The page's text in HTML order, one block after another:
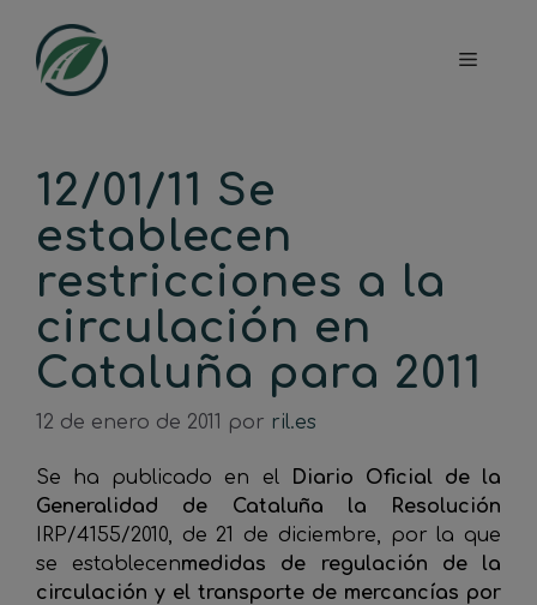
contenido
Menú
12/01/11 Se
establecen
restricciones a la
circulación en
Cataluña para 2011
12 de enero de 2011 por ril.es
Se ha publicado en el
Diario Oficial de la
Generalidad de Cataluña la Resolución
IRP/4155/2010, de 21 de diciembre, por la que
se establecenmedidas de regulación de la
circulación y el transporte de mercancías por